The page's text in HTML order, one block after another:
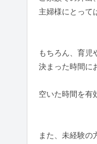
主婦様にとって
もちろん、育児
決まった時間に
空いた時間を有
また、未経験の